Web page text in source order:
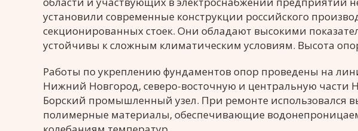
установили современные конструкции российского
секционированных стоек. Они обладают высокими
устойчивы к сложным климатическим условиям. Высота
Работы по укреплению фундаментов опор проведены на
Нижний Новгород, северо-восточную и центральную части
Борский промышленный узел. При ремонте использовался
полимерные материалы, обеспечивающие